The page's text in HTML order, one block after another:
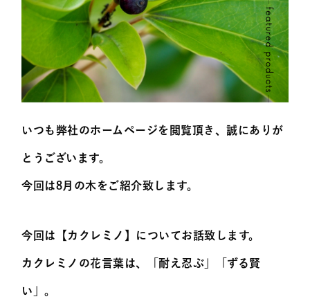
いつも弊社のホームページを閲覧頂き、誠にありが
とうございます。
今回は8月の木をご紹介致します。
今回は【カクレミノ】についてお話致します。
カクレミノの花言葉は、「耐え忍ぶ」「ずる賢
い」。